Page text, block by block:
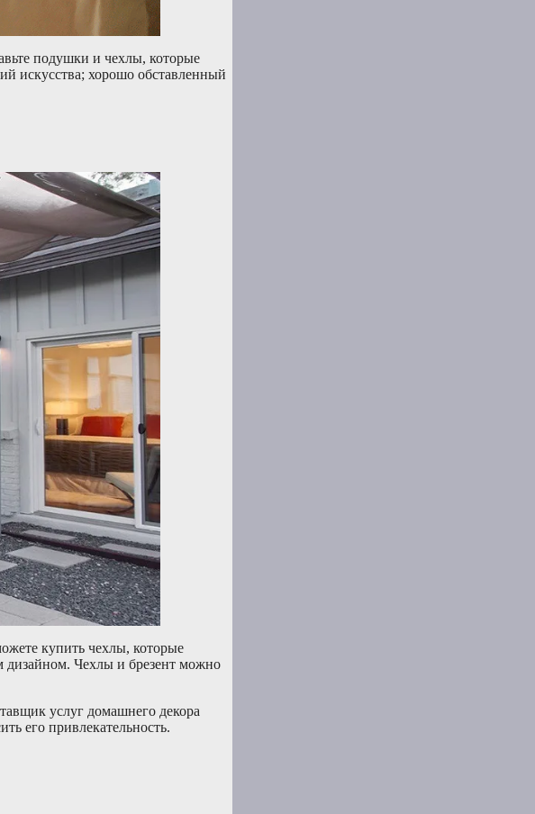
подушки и чехлы, которые
искусства; хорошо обставленный
купить чехлы, которые
дизайном. Чехлы и брезент можно
услуг домашнего декора
его привлекательность.